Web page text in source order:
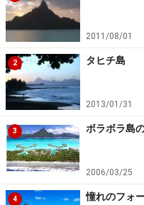
2011/08/01
2 タヒチ島
2013/01/31
3 ボラボラ島
2006/03/25
4 憧れのフォ